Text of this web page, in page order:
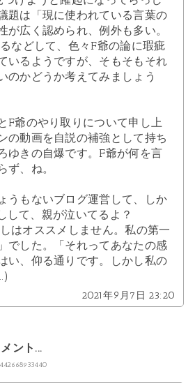
題は「現に使われている言葉の
が広く認められ、例外も多い。
などして、色々F爺の論に瑕疵
いるようですが、そもそもそれ
のかどうか考えてみましょう
F爺のやり取りについて申し上
の動画を自説の補強として持ち
ゆきの自爆です。F爺が何を言
ず、ね。
うもないブログ運営して、しか
して、親が泣いてるよ？
はオススメしません。私の第一
でした。「それってあなたの感
い、仰る通りです。しかし私の
2021年9月7日 23:20
ント...